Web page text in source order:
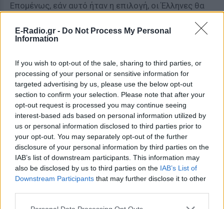
E-Radio.gr - Do Not Process My Personal
Information
If you wish to opt-out of the sale, sharing to third parties, or
processing of your personal or sensitive information for
targeted advertising by us, please use the below opt-out
section to confirm your selection. Please note that after your
opt-out request is processed you may continue seeing
interest-based ads based on personal information utilized by
us or personal information disclosed to third parties prior to
your opt-out. You may separately opt-out of the further
disclosure of your personal information by third parties on the
IAB’s list of downstream participants. This information may
also be disclosed by us to third parties on the IAB’s List of
Downstream Participants that may further disclose it to other
Επομένως, εάν αυτό ήταν η επιλογή, οι Έλληνες θα
ωστόσο, δεν είναι η επιλογή που πρέπει να ληφθεί
αυτή την εβδομάδα. Η επιλογή είναι μεταξύ της
Το Grexit είναι πιθανό, αλλά όχι βέβαιο.
Αν ο κ Τσίπρας επρόκειτο να απορρίψει την
προσφορά και να χάσει την τελευταία προθεσμία –
το Eurogroup της 18ης Ιουνίου - θα κατέληγε να
αθετήσει την αποπληρωμή του χρέους τον Ιούλιο
και τον Αύγουστο. Σε εκείνο το σημείο, η Ελλάδα θα
παραμένει στη ζώνη του ευρώ και θα αναγκαζόταν
να αποχωρήσει μόνο αν η ΕΚΤ θα μείωνε τη ροή της
ρευστότητας στις ελληνικές τράπεζες κάτω από το
ανεκτό όριο. Αυτό μπορεί να συμβεί, αλλά δεν είναι